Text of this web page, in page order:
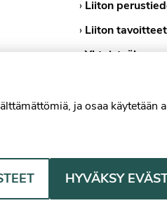
› Liiton
› Liiton tavoitteet
›
ja osaa käytetään
HYVÄKSY